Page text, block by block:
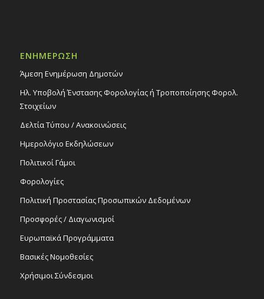
ΕΝΗΜΕΡΩΣΗ
Άμεση Ενημέρωση Δημοτών
Ηλ. Υποβολή Ένστασης Φορολογίας ή Τροποποίησης Φορολ.
Στοιχείων
Δελτία Τύπου / Ανακοινώσεις
Ημερολόγιο Εκδηλώσεων
Πολιτικοί Γάμοι
Φορολογίες
Πολιτική Προστασίας Προσωπικών Δεδομένων
Προσφορές / Διαγωνισμοί
Ευρωπαϊκά Προγράμματα
Βασικές Νομοθεσίες
Χρήσιμοι Σύνδεσμοι